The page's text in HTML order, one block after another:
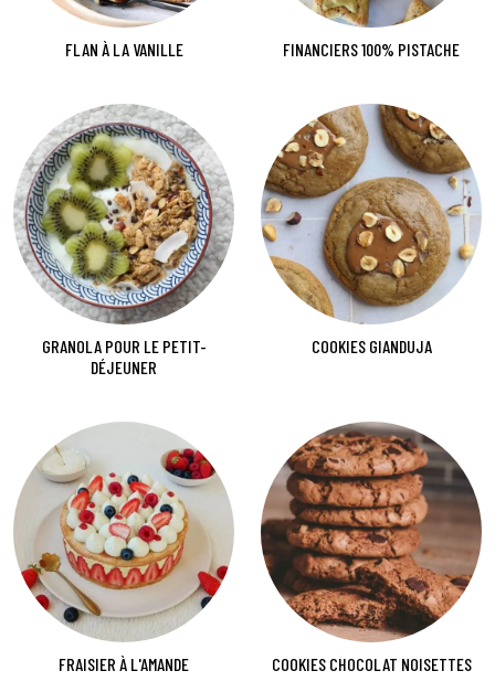
FLAN À LA VANILLE FINANCIERS 100% PISTACHE
GRANOLA POUR LE PETIT-
DÉJEUNER
COOKIES GIANDUJA
FRAISIER À L'AMANDE COOKIES CHOCOLAT NOISETTES